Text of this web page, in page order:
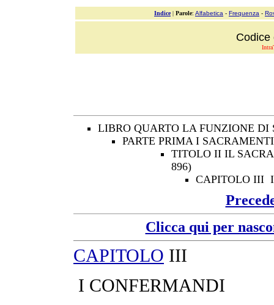
Indice| Parole: Alfabetica - Frequenza -
Codice
LIBRO QUARTO LA FUNZIONE
PARTE PRIMA I SACRAMENTI
TITOLO II IL
896)
CAPITOLO III
Clicca qui per
CAPITOLO III
I CONFERMANDI